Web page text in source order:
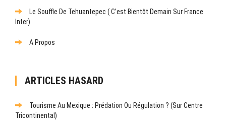
Le Souffle De Tehuantepec ( C’est Bientôt Demain Sur France
Inter)
A Propos
ARTICLES HASARD
Tourisme Au Mexique : Prédation Ou Régulation ? (Sur Centre
Tricontinental)